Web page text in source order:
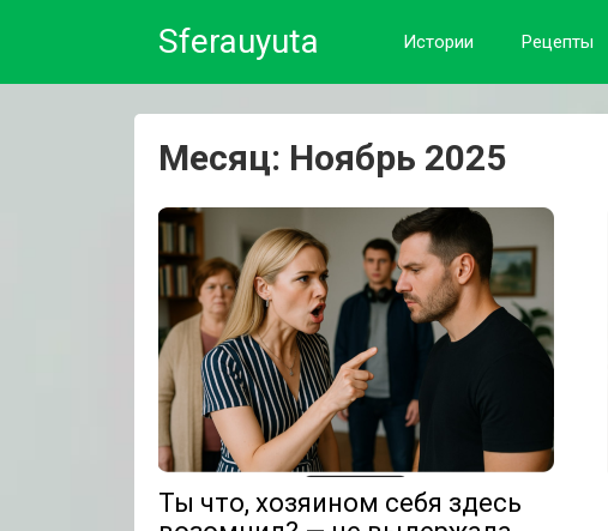
Sferauyuta Истории Рецепты
Месяц: Ноябрь 2025
Ты что, хозяином себя здесь